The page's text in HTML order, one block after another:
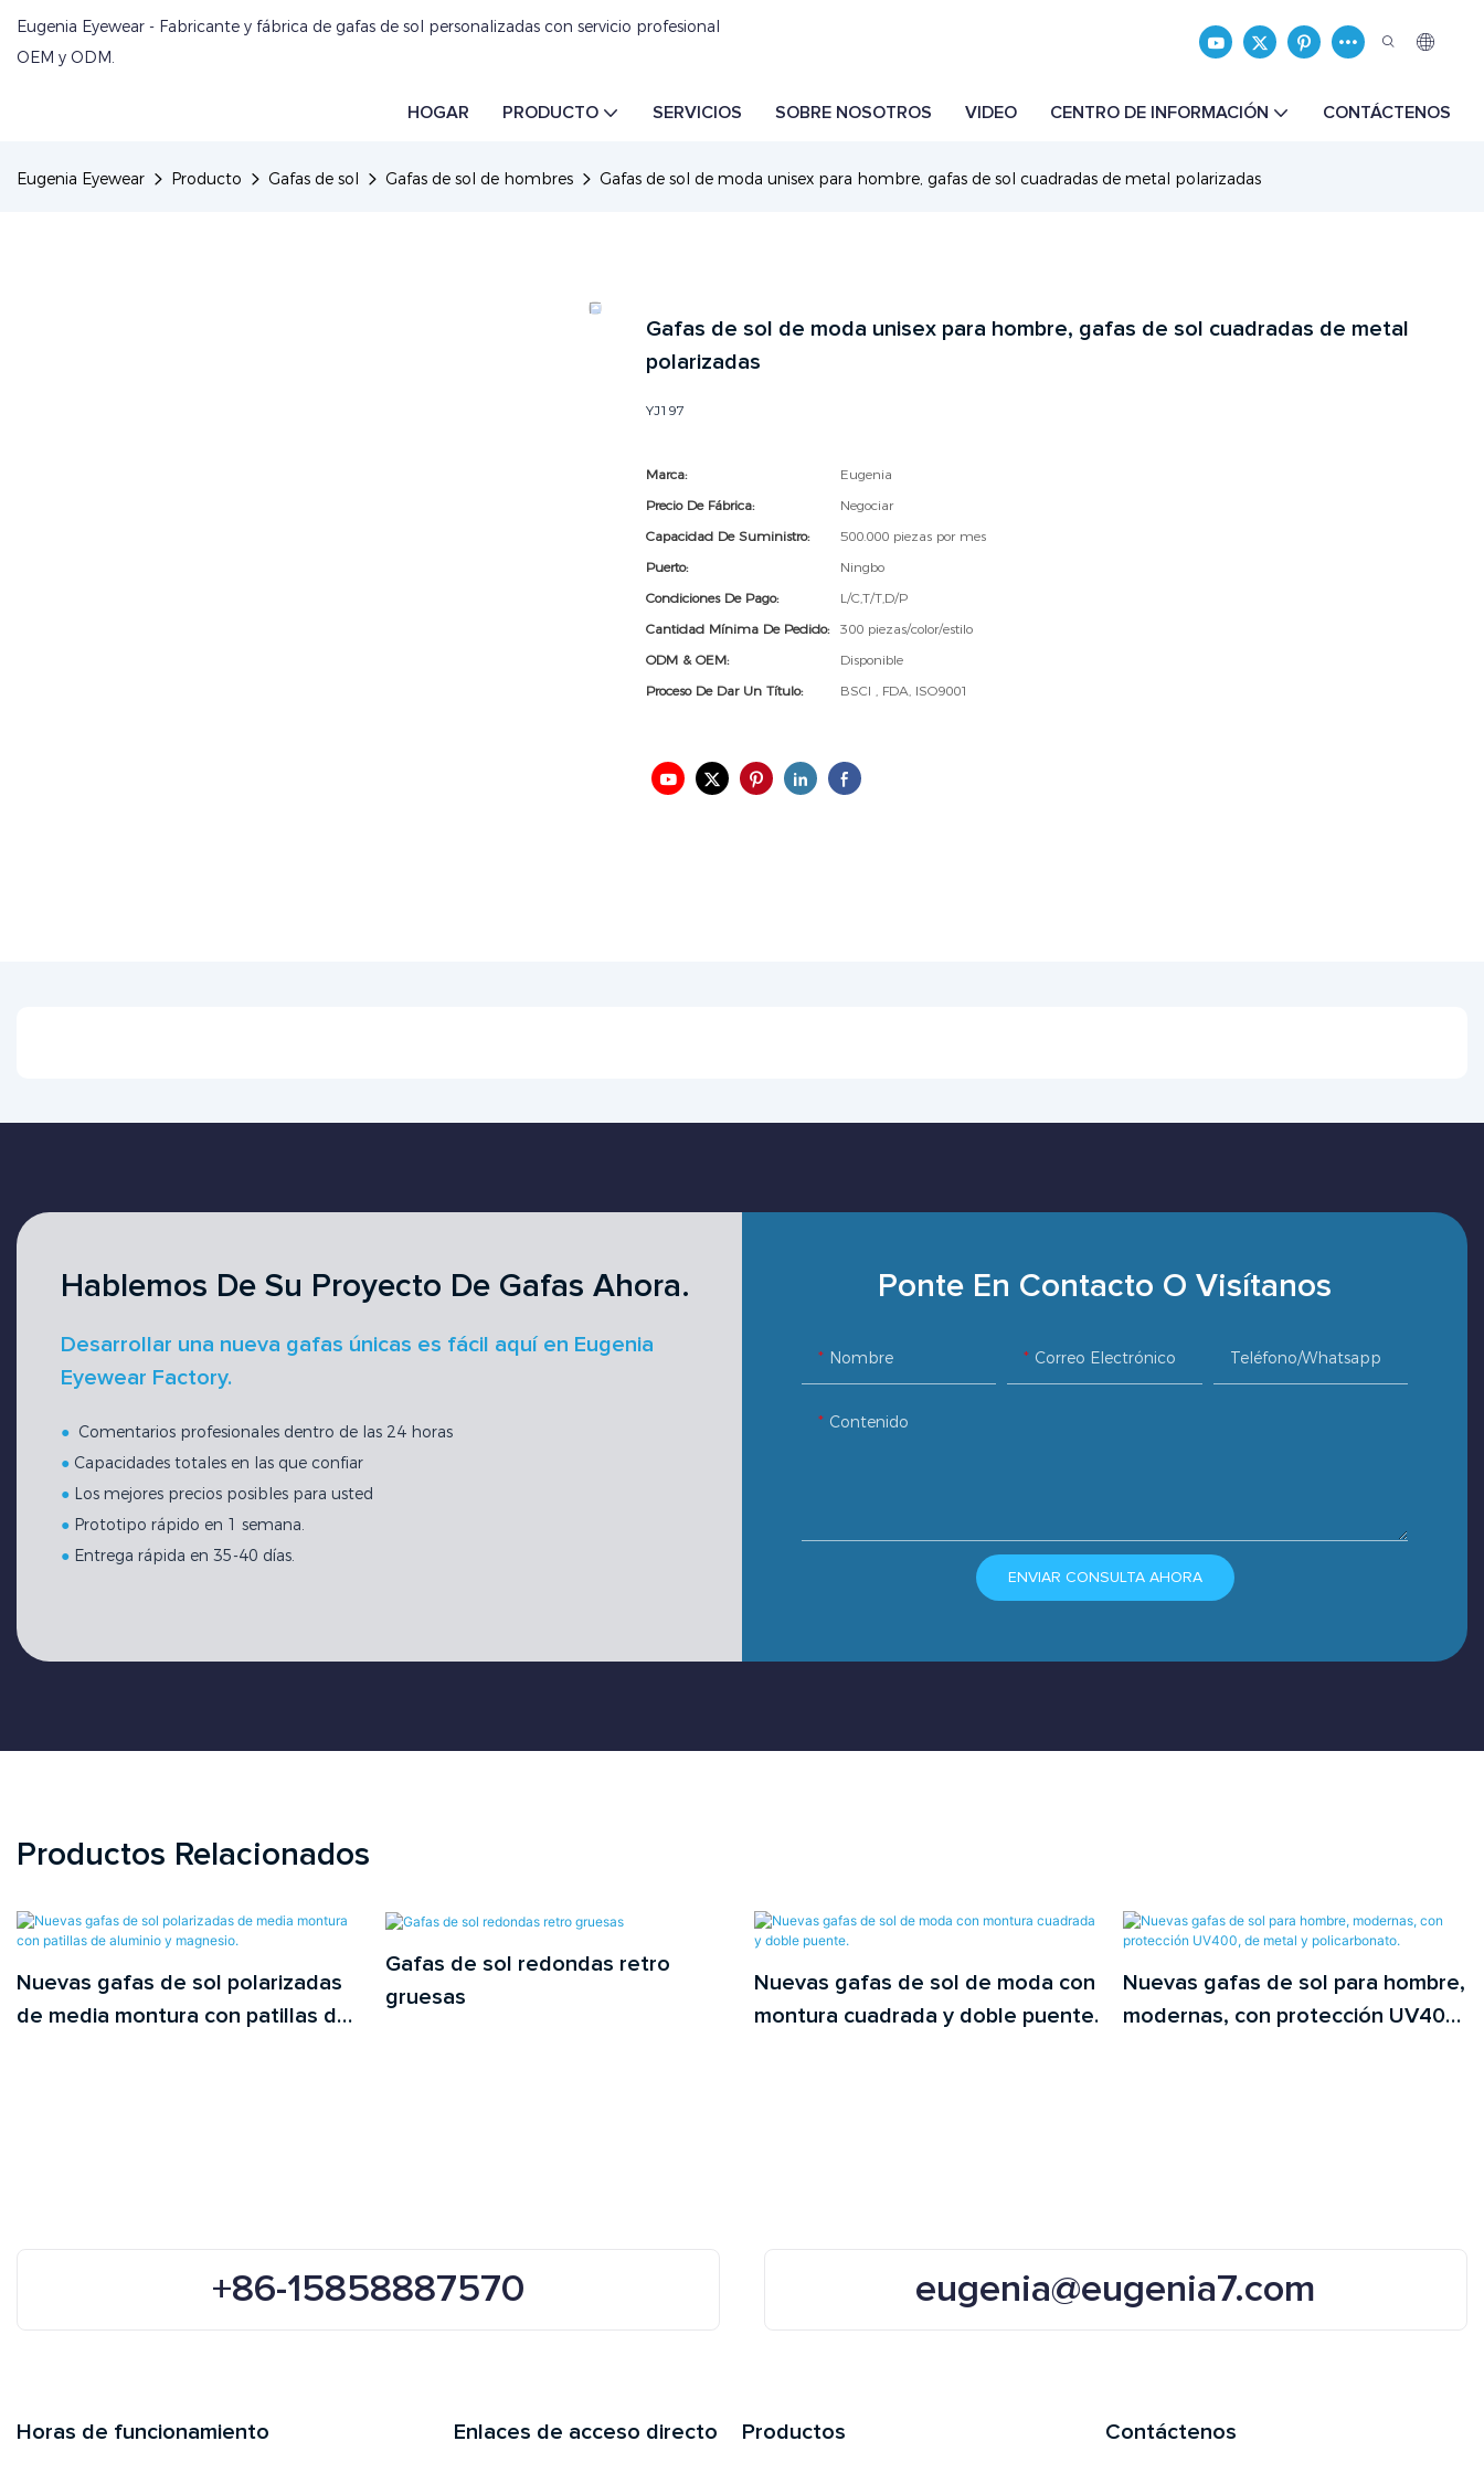
Eugenia Eyewear - Fabricante y fábrica de gafas de sol personalizadas con servicio profesional
OEM y ODM.
HOGAR PRODUCTO SERVICIOS SOBRE NOSOTROS VIDEO CENTRO DE INFORMACIÓN CONTÁCTENOS
Eugenia Eyewear Producto Gafas de sol Gafas de sol de hombres Gafas de sol de moda unisex para hombre, gafas de sol cuadradas de metal polarizadas
Gafas de sol de moda unisex para hombre, gafas de sol cuadradas de metal
polarizadas
YJ197
Marca:
Eugenia
Precio De Fábrica:
Negociar
Capacidad De Suministro:
500.000 piezas por mes
Puerto:
Ningbo
Condiciones De Pago:
L/C,T/T,D/P
Cantidad Mínima De Pedido:
300 piezas/color/estilo
ODM & OEM:
Disponible
Proceso De Dar Un Título:
BSCI , FDA, ISO9001
Hablemos De Su Proyecto De Gafas Ahora.
Desarrollar una nueva gafas únicas es fácil aquí en Eugenia
Eyewear Factory.
● Comentarios profesionales dentro de las 24 horas
● Capacidades totales en las que confiar
● Los mejores precios posibles para usted
● Prototipo rápido en 1 semana.
● Entrega rápida en 35-40 días.
Ponte En Contacto O Visítanos
Nombre Correo Electrónico Teléfono/whatsapp
Contenido
ENVIAR CONSULTA AHORA
Productos Relacionados
Nuevas gafas de sol polarizadas
de media montura con patillas de
Gafas de sol redondas retro
gruesas
Nuevas gafas de sol de moda con
montura cuadrada y doble puente.
Nuevas gafas de sol para hombre,
modernas, con protección UV400,
+86-15858887570 eugenia@eugenia7.com
Horas de funcionamiento Enlaces de acceso directo Productos Contáctenos